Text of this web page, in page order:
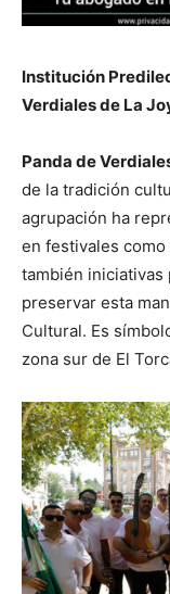
Institución
Verdiales de La
Panda de
de la tradición
agrupación ha
en festivales
también iniciativas
preservar esta
Cultural. Es
zona sur de El